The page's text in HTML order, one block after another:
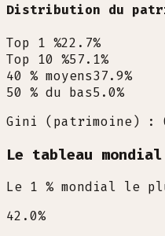
Distribution du
Top 1 %22.7%
Top 10 %57.1%
40 % moyens37.9%
50 % du bas5.0%
Gini (patrimoine) :
Le tableau mondial
Le 1 % mondial le
42.0%